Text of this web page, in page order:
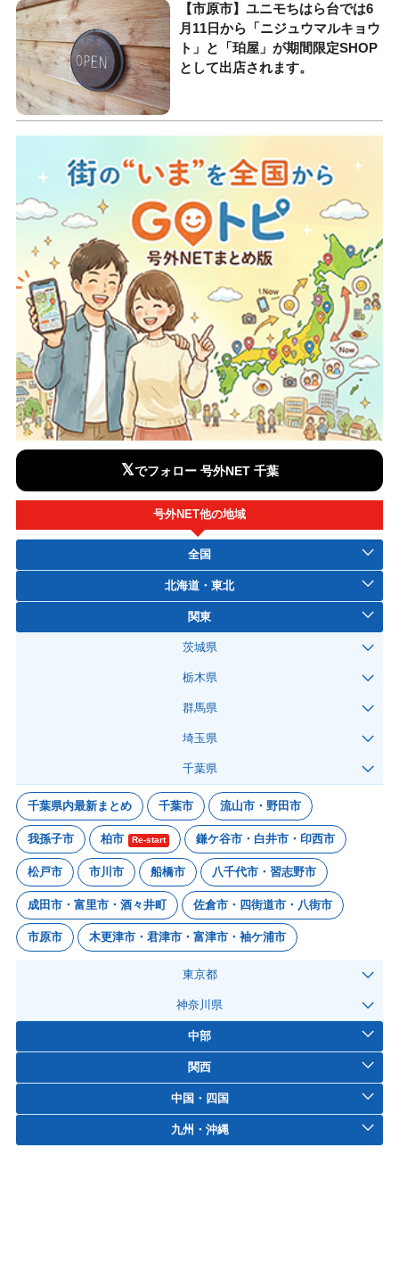
【市原市】ユニモちはら台では6
月11日から「ニジュウマルキョウ
ト」と「珀屋」が期間限定SHOP
として出店されます。
𝕏でフォロー 号外NET 千葉
号外NET他の地域
全国
北海道・東北
関東
茨城県
栃木県
群馬県
埼玉県
千葉県
千葉県内最新まとめ 千葉市 流山市・野田市
我孫子市 柏市 Re-start 鎌ケ谷市・白井市・印西市
松戸市 市川市 船橋市 八千代市・習志野市
成田市・富里市・酒々井町 佐倉市・四街道市・八街市
市原市 木更津市・君津市・富津市・袖ケ浦市
東京都
神奈川県
中部
関西
中国・四国
九州・沖縄